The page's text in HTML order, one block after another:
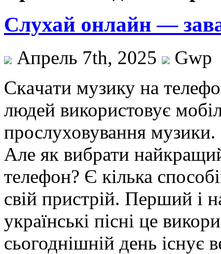
Слухай онлайн —
Апрель 7th, 2025
Gwp
Скaчaти музику нa
людей використовує
прослуховування
Але як вибрати
телефон? Є кілька
свій пристрій. Перший і
українські пісні це
сьогоднішній день існує